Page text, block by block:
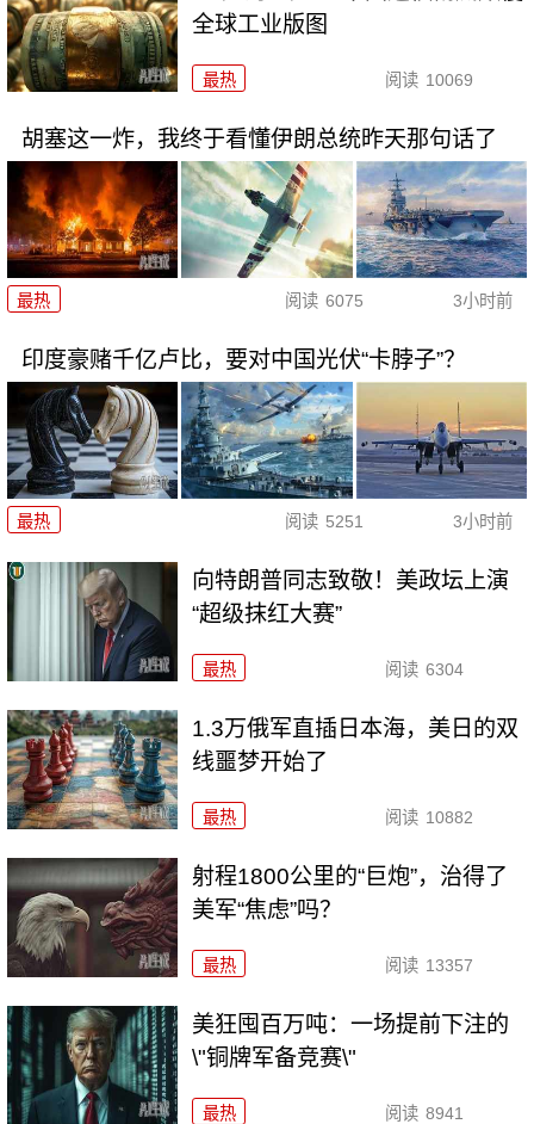
全球工业版图
最热 阅读 10069
胡塞这一炸，我终于看懂伊朗总统昨天那句话了
最热 阅读 6075 3小时前
印度豪赌千亿卢比，要对中国光伏“卡脖子”？
最热 阅读 5251 3小时前
向特朗普同志致敬！美政坛上演
“超级抹红大赛”
最热 阅读 6304
1.3万俄军直插日本海，美日的双
线噩梦开始了
最热 阅读 10882
射程1800公里的“巨炮”，治得了
美军“焦虑”吗？
最热 阅读 13357
美狂囤百万吨：一场提前下注的
\"铜牌军备竞赛\"
最热 阅读 8941